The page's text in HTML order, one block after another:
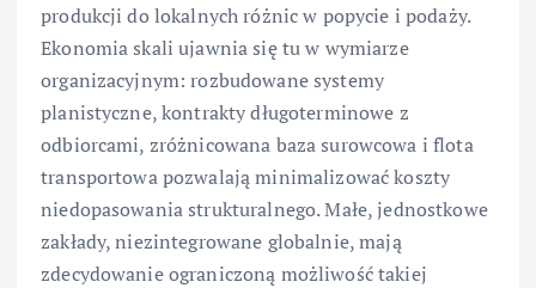
produkcji do lokalnych różnic w popycie i podaży.
Ekonomia skali ujawnia się tu w wymiarze
organizacyjnym: rozbudowane systemy
planistyczne, kontrakty długoterminowe z
odbiorcami, zróżnicowana baza surowcowa i flota
transportowa pozwalają minimalizować koszty
niedopasowania strukturalnego. Małe, jednostkowe
zakłady, niezintegrowane globalnie, mają
zdecydowanie ograniczoną możliwość takiej